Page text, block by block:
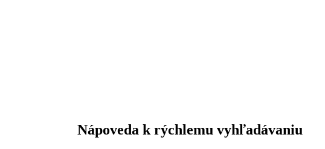
Nápoveda k rýchlemu vyhľadávaniu